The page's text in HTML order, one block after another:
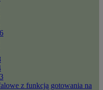
z funkcją gotowania na